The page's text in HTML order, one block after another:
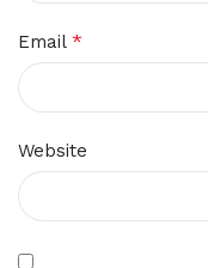
Email *
Website